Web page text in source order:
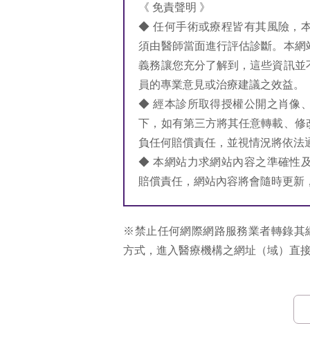
《 免責聲明 》
◆ 任何手術或療程皆有其風險，
須由醫師當面進行評估診斷。本
義務讓您充分了解到，這些資訊
員的專業意見或治療建議之效益。
◆ 經本診所取得授權公開之肖像
下，如有第三方將其任意轉載、
負任何賠償責任，並視情況將依法
◆ 本網站力求網站內容之準確性
賠償責任，網站內容將會隨時更新
※禁止任何網際網路服務業者轉錄其
方式，進入醫療機構之網址（域）直